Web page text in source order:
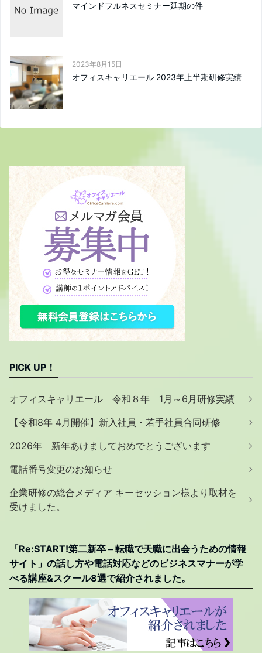
マインドフルネスセミナー延期の件
2023年8月15日
オフィスキャリエール 2023年上半期研修実績
PICK UP！
オフィスキャリエール 令和８年 1月～6月研修実績
【令和8年 4月開催】新入社員・若手社員合同研修
2026年 新年あけましておめでとうございます
電話番号変更のお知らせ
企業研修の総合メディア キーセッション様より取材を
受けました。
「Re:START!第二新卒 – 転職で天職に出会うための情報
サイト」の話し方や電話対応などのビジネスマナーが学
べる講座&スクール8選で紹介されました。